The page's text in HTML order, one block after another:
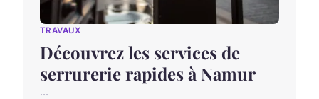
TRAVAUX
Découvrez les services de
serrurerie rapides à Namur
...